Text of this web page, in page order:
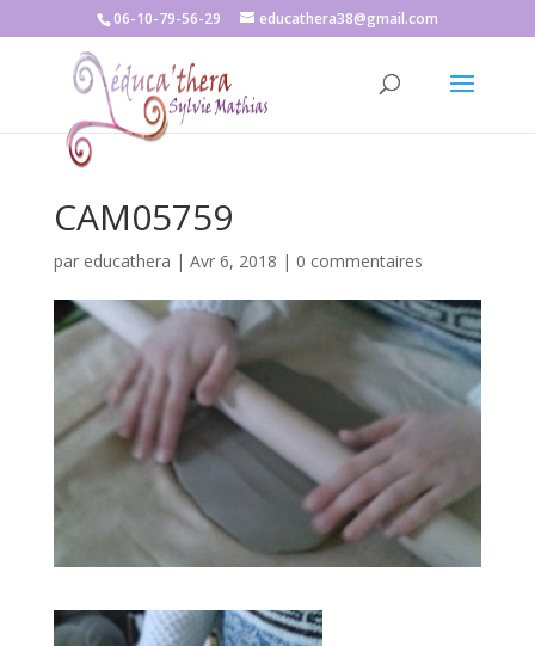
06-10-79-56-29 educathera38@gmail.com
CAM05759
par educathera | Avr 6, 2018 | 0 commentaires